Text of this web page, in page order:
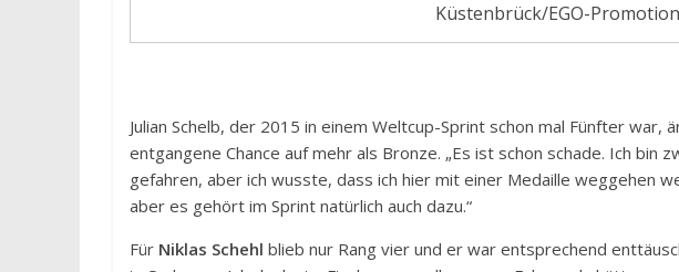
Küstenbrück/EGO-Promotion
Julian Schelb, der 2015 in einem Weltcup-Sprint schon mal Fünfter war,
entgangene Chance auf mehr als Bronze. „Es ist schon schade. Ich bin
gefahren, aber ich wusste, dass ich hier mit einer Medaille weggehen
aber es gehört im Sprint natürlich auch dazu.“
Für Niklas Schehl blieb nur Rang vier und er war entsprechend